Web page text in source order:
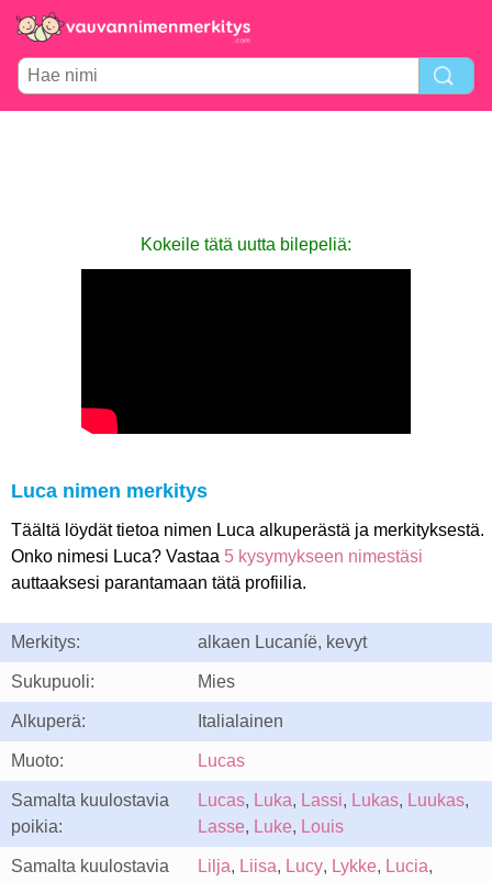
Kokeile tätä uutta bilepeliä:
Luca nimen merkitys
Täältä löydät tietoa nimen Luca alkuperästä ja merkityksestä.
Onko nimesi Luca? Vastaa 5 kysymykseen nimestäsi
auttaaksesi parantamaan tätä profiilia.
Merkitys: alkaen Lucaníë, kevyt
Sukupuoli: Mies
Alkuperä: Italialainen
Muoto: Lucas
Samalta kuulostavia
poikia:
Lucas, Luka, Lassi, Lukas, Luukas,
Lasse, Luke, Louis
Samalta kuulostavia
Lilja, Liisa, Lucy, Lykke, Lucia,